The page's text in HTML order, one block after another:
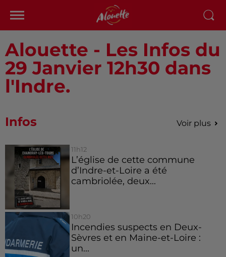
Alouette - Les Infos du
29 Janvier 12h30 dans
l'Indre.
Infos Voir plus
11h12
L’église de cette commune
d’Indre-et-Loire a été
cambriolée, deux...
10h20
Incendies suspects en Deux-
Sèvres et en Maine-et-Loire :
un...